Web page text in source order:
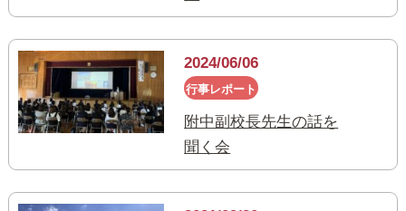
2024/06/06
行事レポート
附中副校長先生の話を
聞く会